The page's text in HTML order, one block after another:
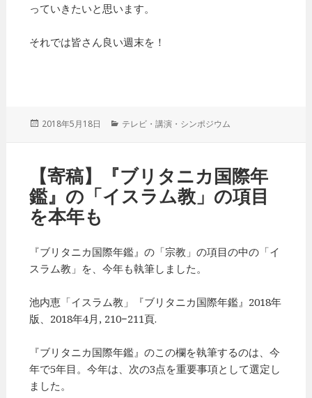
っていきたいと思います。
それでは皆さん良い週末を！
投
2018年5月18日
カ
ー
テレビ・講演・シンポジウム
【寄稿】『ブリタニカ国際年
鑑』の「イスラム教」の項目
を本年も
『ブリタニカ国際年鑑』の「宗教」の項目の中の「イ
スラム教」を、今年も執筆しました。
池内恵「イスラム教」『ブリタニカ国際年鑑』2018年
版、2018年4月, 210−211頁.
『ブリタニカ国際年鑑』のこの欄を執筆するのは、今
年で5年目。今年は、次の3点を重要事項として選定し
ました。